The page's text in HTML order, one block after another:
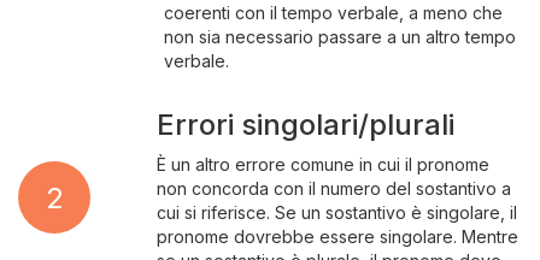
coerenti con il tempo verbale, a meno che
non sia necessario passare a un altro tempo
verbale.
2
Errori singolari/plurali
È un altro errore comune in cui il pronome
non concorda con il numero del sostantivo a
cui si riferisce. Se un sostantivo è singolare, il
pronome dovrebbe essere singolare. Mentre